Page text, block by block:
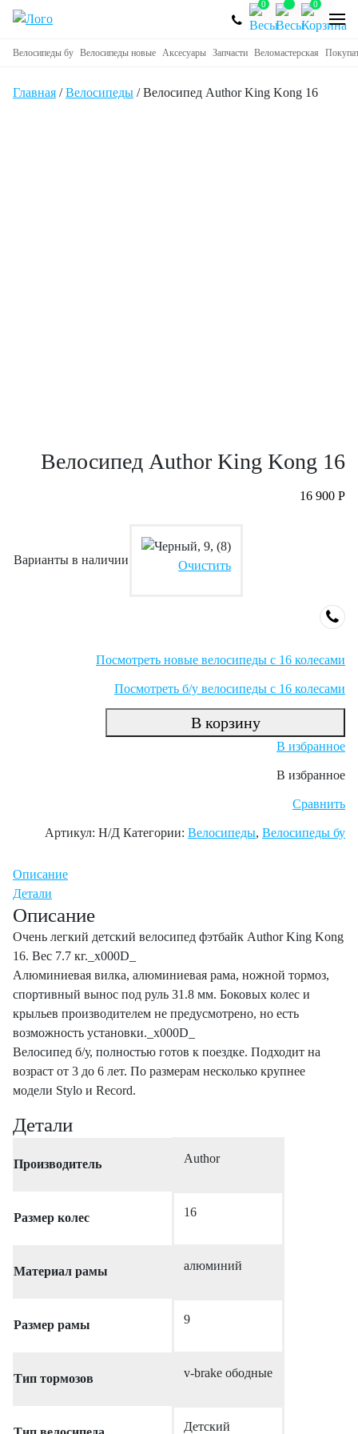
0 0
Велосипеды бу Велосипеды новые Аксесуары Запчасти Веломастерская
Главная /Велосипеды / Велосипед Author King Kong 16
Велосипед Author King Kong 16
16 900 Р
Варианты в наличии Очистить
Посмотреть новые велосипеды с 16 колесами
Посмотреть б/у велосипеды с 16 колесами
В корзину
В избранное
В избранное
Сравнить
Артикул: Н/Д Категории: Велосипеды, Велосипеды бу
Описание
Детали
Описание
Очень легкий детский велосипед фэтбайк Author King Kong
16. Вес 7.7 кг._x000D_
Алюминиевая вилка, алюминиевая рама, ножной тормоз,
спортивный вынос под руль 31.8 мм. Боковых колес и
крыльев производителем не предусмотрено, но есть
возможность установки._x000D_
Велосипед б/у, полностью готов к поездке. Подходит на
возраст от 3 до 6 лет. По размерам несколько крупнее
модели Stylo и Record.
Детали
Производитель Author
Размер колес 16
Материал рамы алюминий
Размер рамы 9
Тип тормозов v-brake ободные
Детский